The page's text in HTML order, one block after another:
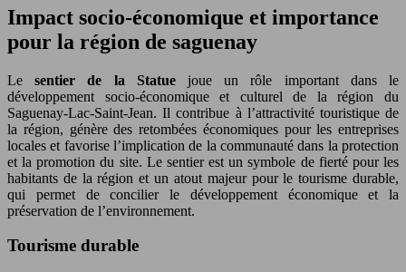
Impact socio-économique et importance
pour la région de saguenay
Lesentier de la Statuejoue un rôle important dans le
développement socio-économique et culturel de la région du
Saguenay-Lac-Saint-Jean. Il contribue à l’attractivité touristique de
la région, génère des retombées économiques pour les entreprises
locales et favorise l’implication de la communauté dans la protection
et la promotion du site. Le sentier est un symbole de fierté pour les
habitants de la région et un atout majeur pour le tourisme durable,
qui permet de concilier le développement économique et la
préservation de l’environnement.
Tourisme durable